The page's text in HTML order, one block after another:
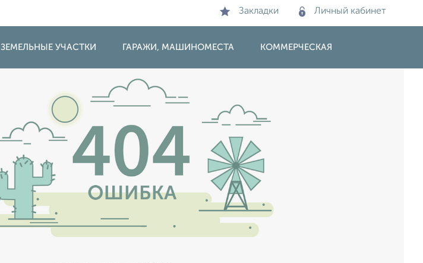
Закладки Личный кабинет
ЗЕМЕЛЬНЫЕ УЧАСТКИ ГАРАЖИ, МАШИНОМЕСТА КОММЕРЧЕСКАЯ